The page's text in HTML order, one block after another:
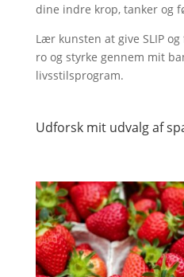
dine indre krop, tanker og
Lær kunsten at give SLIP
ro og styrke gennem mit
livsstilsprogram.
Udforsk mit udvalg af